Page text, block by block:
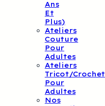
Ans
Et
Plus)
Ateliers
Couture
Pour
Adultes
Ateliers
Tricot/crochet
Pour
Adultes
Nos